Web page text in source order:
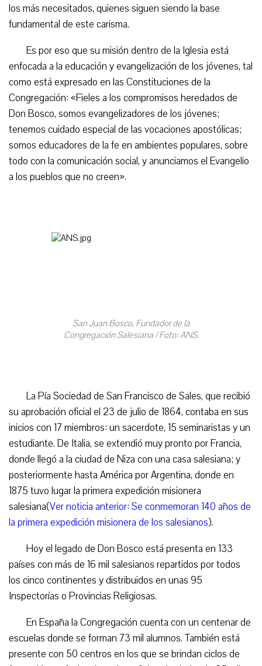
los más necesitados, quienes siguen siendo la base
fundamental de este carisma.
Es por eso que su misión dentro de la Iglesia está
enfocada a la educación y evangelización de los jóvenes, tal
como está expresado en las Constituciones de la
Congregación: «Fieles a los compromisos heredados de
Don Bosco, somos evangelizadores de los jóvenes;
tenemos cuidado especial de las vocaciones apostólicas;
somos educadores de la fe en ambientes populares, sobre
todo con la comunicación social, y anunciamos el Evangelio
a los pueblos que no creen».
San Juan Bosco, Fundador de la
Congregación Salesiana / Foto: ANS.
La Pía Sociedad de San Francisco de Sales, que recibió
su aprobación oficial el 23 de julio de 1864, contaba en sus
inicios con 17 miembros: un sacerdote, 15 seminaristas y un
estudiante. De Italia, se extendió muy pronto por Francia,
donde llegó a la ciudad de Niza con una casa salesiana; y
posteriormente hasta América por Argentina, donde en
1875 tuvo lugar la primera expedición misionera
salesiana(Ver noticia anterior: Se conmemoran 140 años de
la primera expedición misionera de los salesianos).
Hoy el legado de Don Bosco está presenta en 133
países con más de 16 mil salesianos repartidos por todos
los cinco continentes y distribuidos en unas 95
Inspectorías o Provincias Religiosas.
En España la Congregación cuenta con un centenar de
escuelas donde se forman 73 mil alumnos. También está
presente con 50 centros en los que se brindan ciclos de